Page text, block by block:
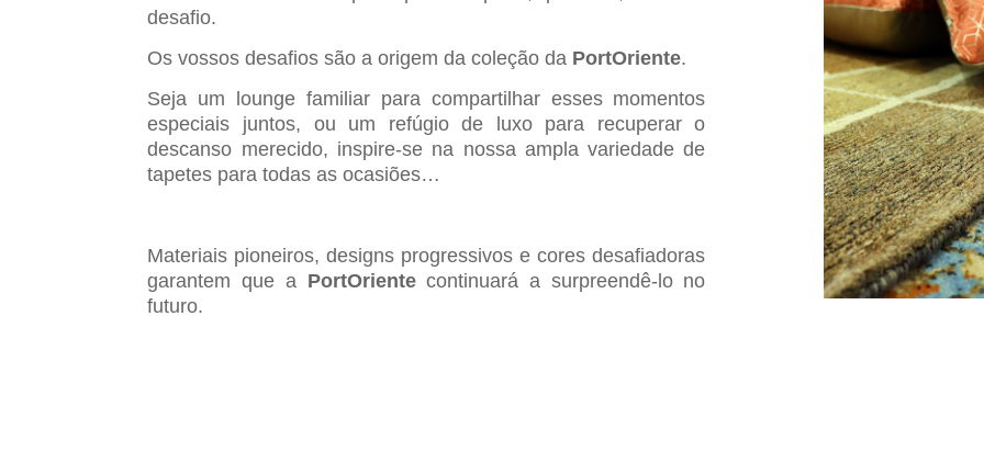
desafio.
Os vossos desafios são a origem da coleção da PortOriente.
Seja um lounge familiar para compartilhar esses momentos
especiais juntos, ou um refúgio de luxo para recuperar o
descanso merecido, inspire-se na nossa ampla variedade de
tapetes para todas as ocasiões…
Materiais pioneiros, designs progressivos e cores desafiadoras
garantem que a PortOrientecontinuará a surpreendê-lo no
futuro.